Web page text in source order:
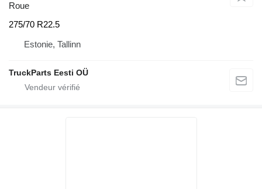
Roue
275/70 R22.5
Estonie, Tallinn
TruckParts Eesti OÜ